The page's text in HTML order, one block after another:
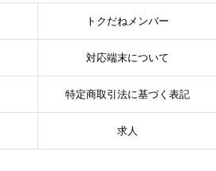
トクだねメンバー
対応端末について
特定商取引法に基づく表記
求人